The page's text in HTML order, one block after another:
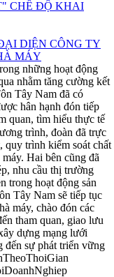
DIỆN CÔNG TY
MÁY
những hoạt động
nhằm tăng cường kết
Tây Nam đã có
hân hạnh đón tiếp
quan, tìm hiểu thực tế
trình, đoàn đã trực
quy trình kiểm soát chất
Hai bên cũng đã
nhu cầu thị trường
trong hoạt động sản
Tây Nam sẽ tiếp tục
máy, chào đón các
tham quan, giao lưu
dựng mạng lưới
đến sự phát triển vững